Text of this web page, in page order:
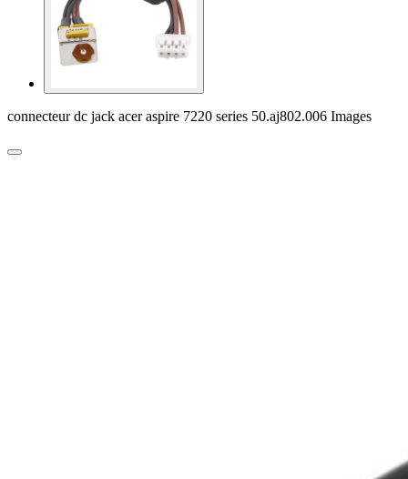
connecteur dc jack acer aspire 7220 series 50.aj802.006 Images